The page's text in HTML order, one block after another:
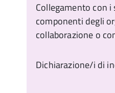
Collegamento con
componenti degli
collaborazione o
Dichiarazione/i di